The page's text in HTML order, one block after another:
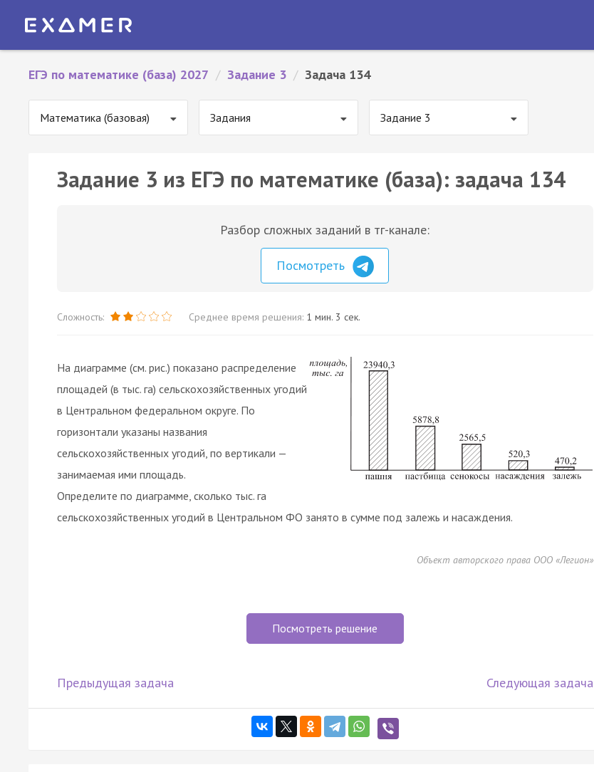
ЕГЭ по математике (база) 2027 / Задание 3 / Задача 134
Математика (базовая) Задания Задание 3
Задание 3 из ЕГЭ по математике (база): задача 134
Разбор сложных заданий в тг-канале:
Посмотреть
Сложность: Среднее время решения: 1 мин. 3 сек.
На диаграмме (см. рис.) показано распределение
площадей (в тыc. га) сельскохозяйственных угодий
в Центральном федеральном округе. По
горизонтали указаны названия
сельскохозяйственных угодий, по вертикали —
занимаемая ими площадь.
Определите по диаграмме, сколько тыс. га
сельскохозяйственных угодий в Центральном ФО занято в сумме под залежь и насаждения.
Объект авторского права ООО «Легион»
Посмотреть решение
Предыдущая задача Следующая задача